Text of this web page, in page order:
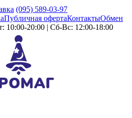
(095) 589-03-97
Публичная офертаКонтактыОбмен
10:00-20:00 | Сб-Вс: 12:00-18:00